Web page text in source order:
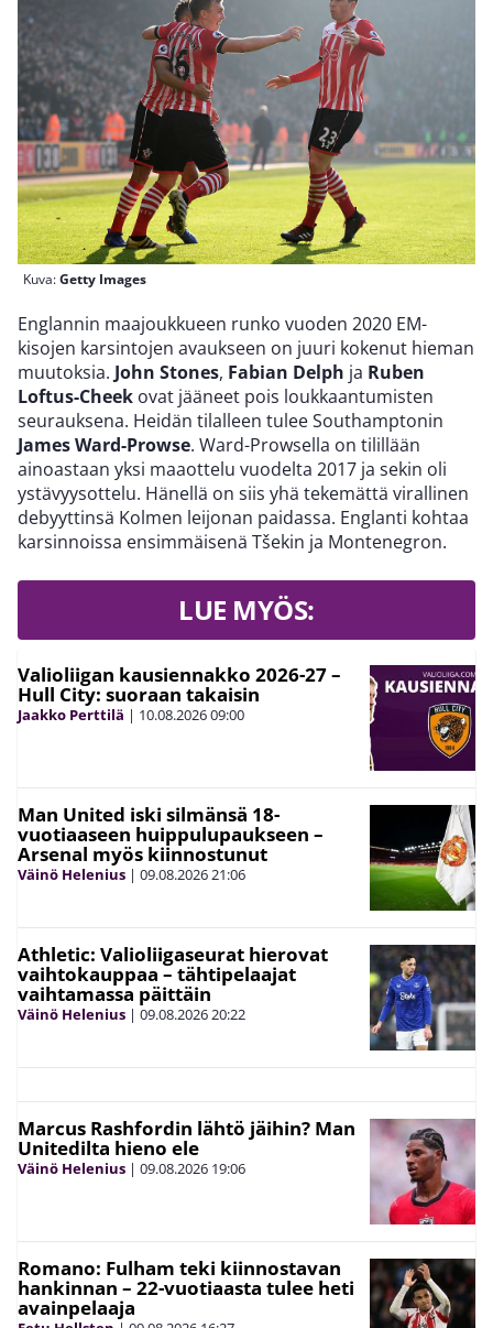
Kuva:Getty Images
Englannin maajoukkueen runko vuoden 2020 EM-
kisojen karsintojen avaukseen on juuri kokenut hieman
muutoksia. John Stones, Fabian Delph ja Ruben
Loftus-Cheek ovat jääneet pois loukkaantumisten
seurauksena. Heidän tilalleen tulee Southamptonin
James Ward-Prowse. Ward-Prowsella on tilillään
ainoastaan yksi maaottelu vuodelta 2017 ja sekin oli
ystävyysottelu. Hänellä on siis yhä tekemättä virallinen
debyyttinsä Kolmen leijonan paidassa. Englanti kohtaa
karsinnoissa ensimmäisenä Tšekin ja Montenegron.
LUE MYÖS:
Valioliigan kausiennakko 2026-27 –
Hull City: suoraan takaisin
Jaakko Perttilä | 10.08.202609:00
Man United iski silmänsä 18-
vuotiaaseen huippulupaukseen –
Arsenal myös kiinnostunut
Väinö Helenius | 09.08.202621:06
Athletic: Valioliigaseurat hierovat
vaihtokauppaa – tähtipelaajat
vaihtamassa päittäin
Väinö Helenius | 09.08.202620:22
Marcus Rashfordin lähtö jäihin? Man
Unitedilta hieno ele
Väinö Helenius | 09.08.2026 19:06
Romano: Fulham teki kiinnostavan
hankinnan – 22-vuotiaasta tulee heti
avainpelaaja